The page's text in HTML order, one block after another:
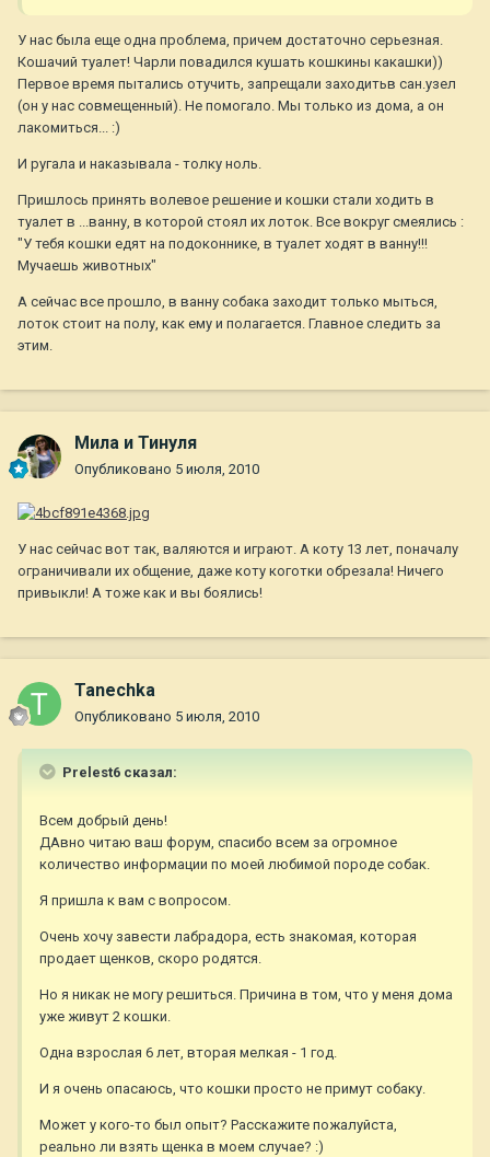
У нас была еще одна проблема, причем достаточно серьезная.
Кошачий туалет! Чарли повадился кушать кошкины какашки))
Первое время пытались отучить, запрещали заходитьв сан.узел
(он у нас совмещенный). Не помогало. Мы только из дома, а он
лакомиться... :)
И ругала и наказывала - толку ноль.
Пришлось принять волевое решение и кошки стали ходить в
туалет в ...ванну, в которой стоял их лоток. Все вокруг смеялись :
"У тебя кошки едят на подоконнике, в туалет ходят в ванну!!!
Мучаешь животных"
А сейчас все прошло, в ванну собака заходит только мыться,
лоток стоит на полу, как ему и полагается. Главное следить за
этим.
Мила и Тинуля
Опубликовано 5 июля, 2010
У нас сейчас вот так, валяются и играют. А коту 13 лет, поначалу
ограничивали их общение, даже коту коготки обрезала! Ничего
привыкли! А тоже как и вы боялись!
Tanechka
Опубликовано 5 июля, 2010
Prelest6 сказал:
Всем добрый день!
ДАвно читаю ваш форум, спасибо всем за огромное
количество информации по моей любимой породе собак.
Я пришла к вам с вопросом.
Очень хочу завести лабрадора, есть знакомая, которая
продает щенков, скоро родятся.
Но я никак не могу решиться. Причина в том, что у меня дома
уже живут 2 кошки.
Одна взрослая 6 лет, вторая мелкая - 1 год.
И я очень опасаюсь, что кошки просто не примут собаку.
Может у кого-то был опыт? Расскажите пожалуйста,
реально ли взять щенка в моем случае? :)